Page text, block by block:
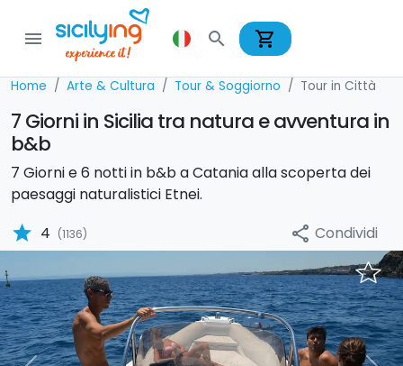
menu search shopping_cart
Home Arte & Cultura Tour & Soggiorno Tour in Città
7 Giorni in Sicilia tra natura e avventura in
b&b
7 Giorni e 6 notti in b&b a Catania alla scoperta dei
paesaggi naturalistici Etnei.
star 4 (1136) share Condividi